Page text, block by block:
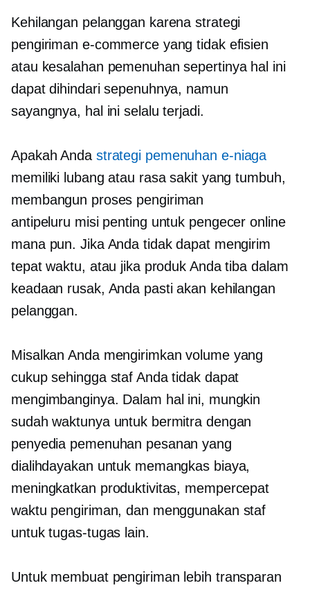
Kehilangan pelanggan karena strategi
pengiriman e-commerce yang tidak efisien
atau kesalahan pemenuhan sepertinya hal ini
dapat dihindari sepenuhnya, namun
sayangnya, hal ini selalu terjadi.
Apakah Anda strategi pemenuhan e-niaga
memiliki lubang atau rasa sakit yang tumbuh,
membangun proses pengiriman
antipeluru misi penting untuk pengecer online
mana pun. Jika Anda tidak dapat mengirim
tepat waktu, atau jika produk Anda tiba dalam
keadaan rusak, Anda pasti akan kehilangan
pelanggan.
Misalkan Anda mengirimkan volume yang
cukup sehingga staf Anda tidak dapat
mengimbanginya. Dalam hal ini, mungkin
sudah waktunya untuk bermitra dengan
penyedia pemenuhan pesanan yang
dialihdayakan untuk memangkas biaya,
meningkatkan produktivitas, mempercepat
waktu pengiriman, dan menggunakan staf
untuk tugas-tugas lain.
Untuk membuat pengiriman lebih transparan